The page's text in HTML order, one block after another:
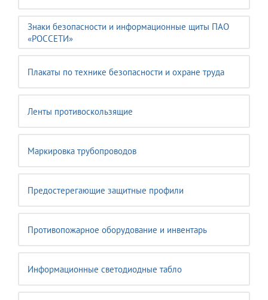
Знаки безопасности и информационные щиты ПАО
«РОССЕТИ»
Плакаты по технике безопасности и охране труда
Ленты противоскользящие
Маркировка трубопроводов
Предостерегающие защитные профили
Противопожарное оборудование и инвентарь
Информационные светодиодные табло